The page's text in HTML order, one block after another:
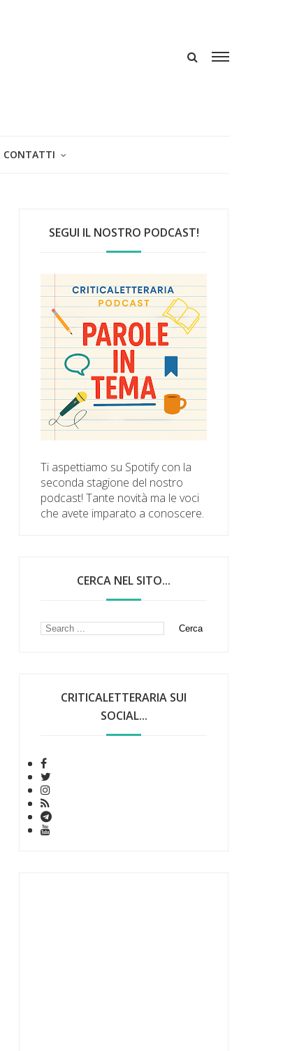
CONTATTI
SEGUI IL NOSTRO PODCAST!
Ti aspettiamo su Spotify con la
seconda stagione del nostro
podcast! Tante novità ma le voci
che avete imparato a conoscere.
CERCA NEL SITO...
CRITICALETTERARIA SUI
SOCIAL...